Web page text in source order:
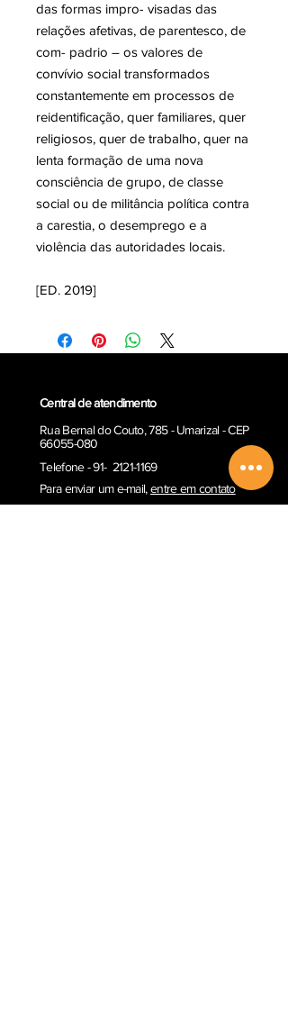
das formas impro- visadas das
relações afetivas, de parentesco, de
com- padrio – os valores de
convívio social transformados
constantemente em processos de
reidentificação, quer familiares, quer
religiosos, quer de trabalho, quer na
lenta formação de uma nova
consciência de grupo, de classe
social ou de militância política contra
a carestia, o desemprego e a
violência das autoridades locais.
[ED. 2019]
Central de atendimento
Rua Bernal do Couto, 785 - Umarizal - CEP
66055-080
Telefone - 91- 2121-1169
Para enviar um e-mail,entre em contato